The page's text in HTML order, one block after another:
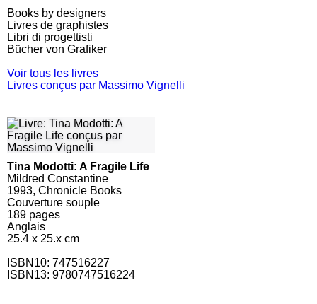
Books by designers
Livres de graphistes
Libri di progettisti
Bücher von Grafiker
Voir tous les livres
Livres conçus par Massimo Vignelli
Tina Modotti: A Fragile Life
Mildred Constantine
1993, Chronicle Books
Couverture souple
189 pages
Anglais
25.4 x 25.x cm
ISBN10: 747516227
ISBN13: 9780747516224